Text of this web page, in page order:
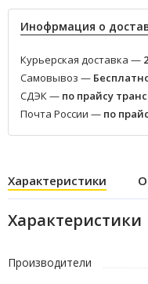
Инофрмация о
Курьерская доставка —
Самовывоз —
СДЭК — по прайсу
Почта России — по
Характеристики
Характеристики
Производители